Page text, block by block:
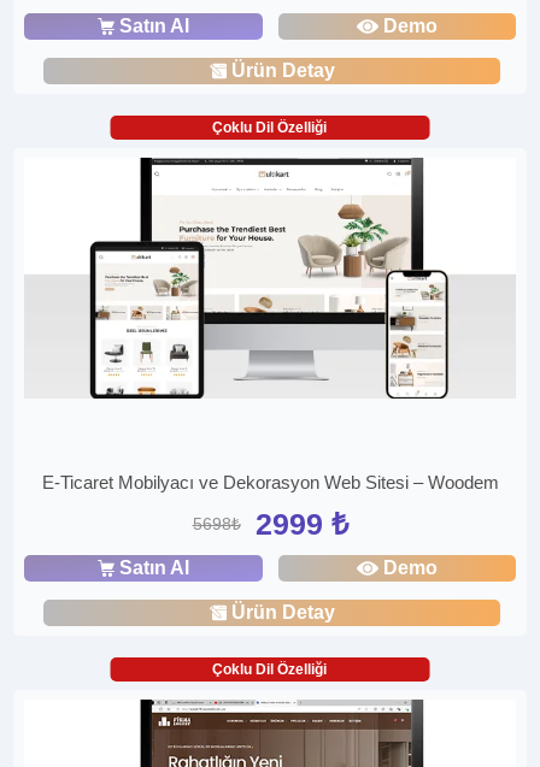
Satın Al Demo
Ürün Detay
Çoklu Dil Özelliği
E-Ticaret Mobilyacı ve Dekorasyon Web Sitesi – Woodem
5698₺ 2999 ₺
Satın Al Demo
Ürün Detay
Çoklu Dil Özelliği